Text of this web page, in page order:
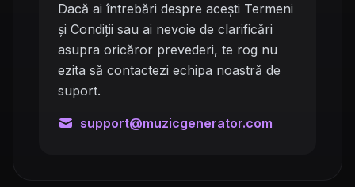
Dacă ai întrebări despre acești Termeni
și Condiții sau ai nevoie de clarificări
asupra oricăror prevederi, te rog nu
ezita să contactezi echipa noastră de
suport.
support@muzicgenerator.com